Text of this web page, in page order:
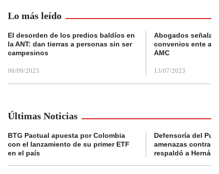
Lo más leído
El desorden de los predios baldíos en
la ANT: dan tierras a personas sin ser
campesinos
06/09/2023
Abogados
convenios ente
AMC
13/07/2023
Últimas Noticias
BTG Pactual apuesta por Colombia
con el lanzamiento de su primer ETF
en el país
Defensoría del
amenazas contra
respaldó a Hernán